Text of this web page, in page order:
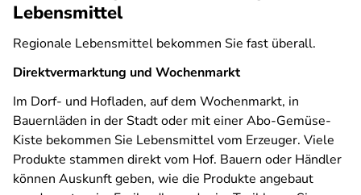
Lebensmittel
Regionale Lebensmittel bekommen Sie fast überall.
Direktvermarktung und Wochenmarkt
Im Dorf- und Hofladen, auf dem Wochenmarkt, in
Bauernläden in der Stadt oder mit einer Abo-Gemüse-
Kiste bekommen Sie Lebensmittel vom Erzeuger. Viele
Produkte stammen direkt vom Hof. Bauern oder Händler
können Auskunft geben, wie die Produkte angebaut